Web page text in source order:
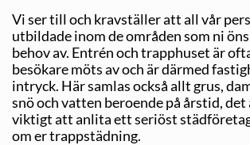
Vi ser till och kravställer att all vår
utbildade inom de områden som ni
behov av. Entrén och trapphuset är
besökare möts av och är därmed
intryck. Här samlas också allt grus,
snö och vatten beroende på årstid,
viktigt att anlita ett seriöst
om er trappstädning.